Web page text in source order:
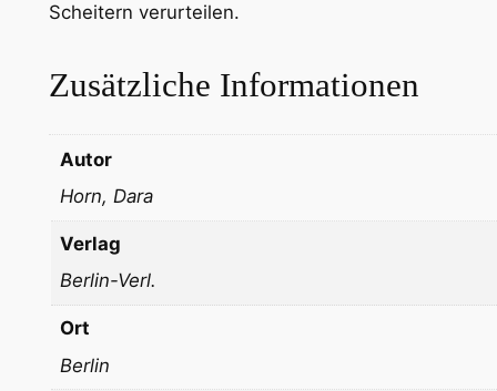
Scheitern verurteilen.
Zusätzliche Informationen
Autor
Horn, Dara
Verlag
Berlin-Verl.
Ort
Berlin